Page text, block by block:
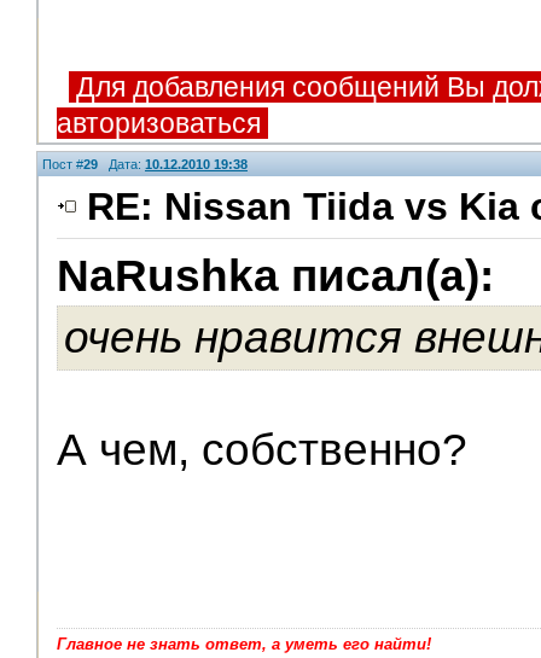
Для добавления сообщений Вы
авторизоваться
Пост #29 Дата: 10.12.2010 19:38
RE: Nissan Tiida vs Kia
NaRushka писал(а):
очень нравится
А чем, собственно?
V.I.P.
Главное не знать ответ, а уметь его найти!